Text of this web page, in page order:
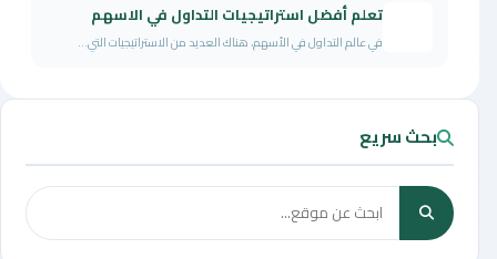
تعلم أفضل استراتيجيات التداول في الاسهم
في عالم التداول في الأسهم، هناك العديد من الاستراتيجيات التي...
بحث سريع